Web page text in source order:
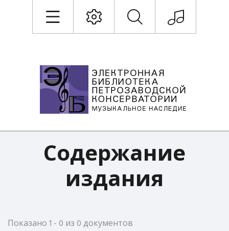
Содержание
издания
Показано 1 - 0 из 0 документов